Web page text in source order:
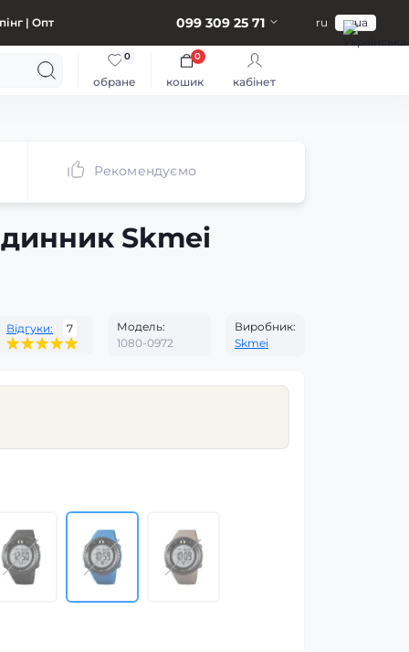
| Опт 099 309 25 71 ru ua
обране
0
кошик
0
кабінет
Рекомендуємо
Skmei
Відгуки: 7
Модель:
1080-0972
Виробник:
Skmei